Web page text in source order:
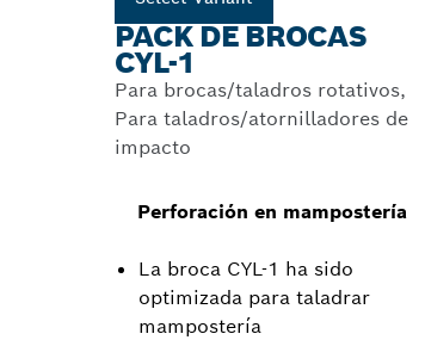
PACK DE BROCAS
CYL-1
Para brocas/taladros rotativos,
Para taladros/atornilladores de
impacto
Perforación en mampostería
La broca CYL-1 ha sido
optimizada para taladrar
mampostería